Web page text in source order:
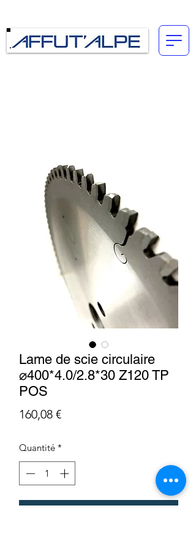
Lame de scie circulaire
⌀400*4.0/2.8*30 Z120 TP
POS
160,08 €Prix
Quantité *